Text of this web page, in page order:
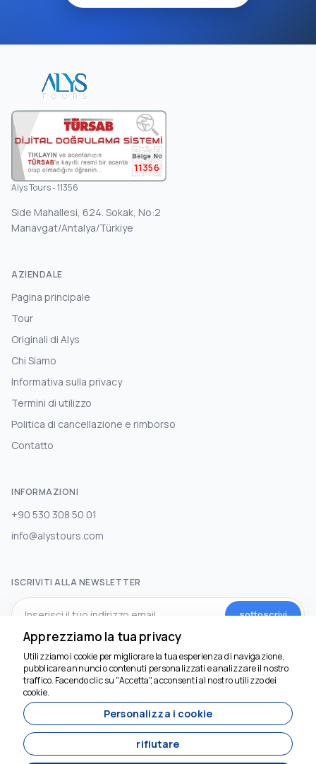
11356
Alys Tours - 11356
Side Mahallesi, 624. Sokak, No:2
Manavgat/Antalya/Türkiye
AZIENDALE
Pagina principale
Tour
Originali di Alys
Chi Siamo
Informativa sulla privacy
Termini di utilizzo
Politica di cancellazione e rimborso
Contatto
INFORMAZIONI
+90 530 308 50 01
info@alystours.com
ISCRIVITI ALLA NEWSLETTER
sottoscrivi
SOCIAL MEDIA
Apprezziamo la tua privacy
Utilizziamo i cookie per migliorare la tua esperienza di navigazione,
pubblicare annunci o contenuti personalizzati e analizzare il nostro
traffico. Facendo clic su "Accetta", acconsenti al nostro utilizzo dei
cookie.
Personalizza i cookie
rifiutare